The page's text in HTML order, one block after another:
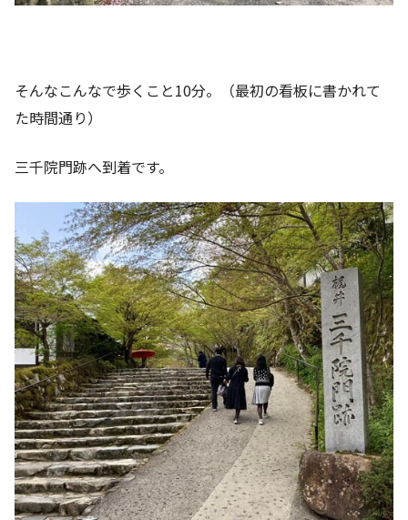
そんなこんなで歩くこと10分。（最初の看板に書かれて
た時間通り）
三千院門跡へ到着です。